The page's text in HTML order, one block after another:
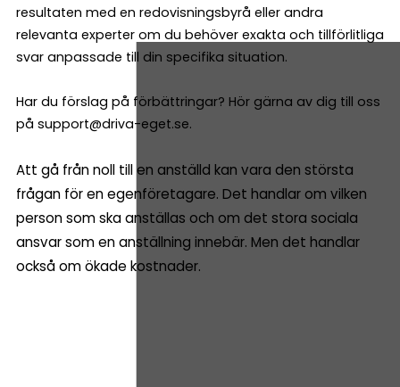
resultaten med en redovisningsbyrå eller andra
relevanta experter om du behöver exakta och tillförlitliga
svar anpassade till din specifika situation.
Har du förslag på förbättringar? Hör gärna av dig till oss
på support@driva-eget.se.
Att gå från noll till en anställd kan vara den största
frågan för en egenföretagare. Det handlar om vilken
person som ska anställas och om det stora sociala
ansvar som en anställning innebär. Men det handlar
också om ökade kostnader.